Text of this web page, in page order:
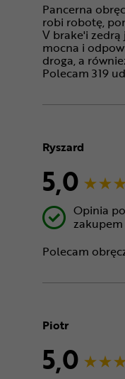
Pancerna
robi robotę,
V brake'i
mocna i
droga, a
Polecam 319
Ryszard
5,0
Opinia
zakupem
Polecam
Piotr
5,0